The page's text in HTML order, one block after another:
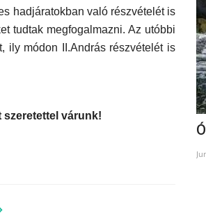
hadjáratokban való részvételét is
tudtak megfogalmazni. Az utóbbi
ily módon II.András részvételét is
várunk!